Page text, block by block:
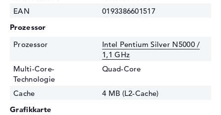
EAN
0193386601517
Prozessor
Prozessor
Intel Pentium Silver N5000 /
1,1 GHz
Multi-Core-
Technologie
Quad-Core
Cache
4 MB (L2-Cache)
Grafikkarte